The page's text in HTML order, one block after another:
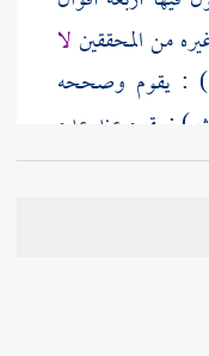
من المحققينلا
) : يقوم وصححه
) : يقوم عند عدم
يفسده التراب
ظاهرة مما